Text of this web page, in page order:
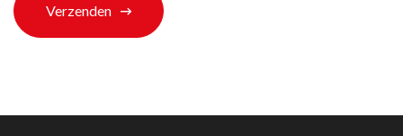
Verzenden